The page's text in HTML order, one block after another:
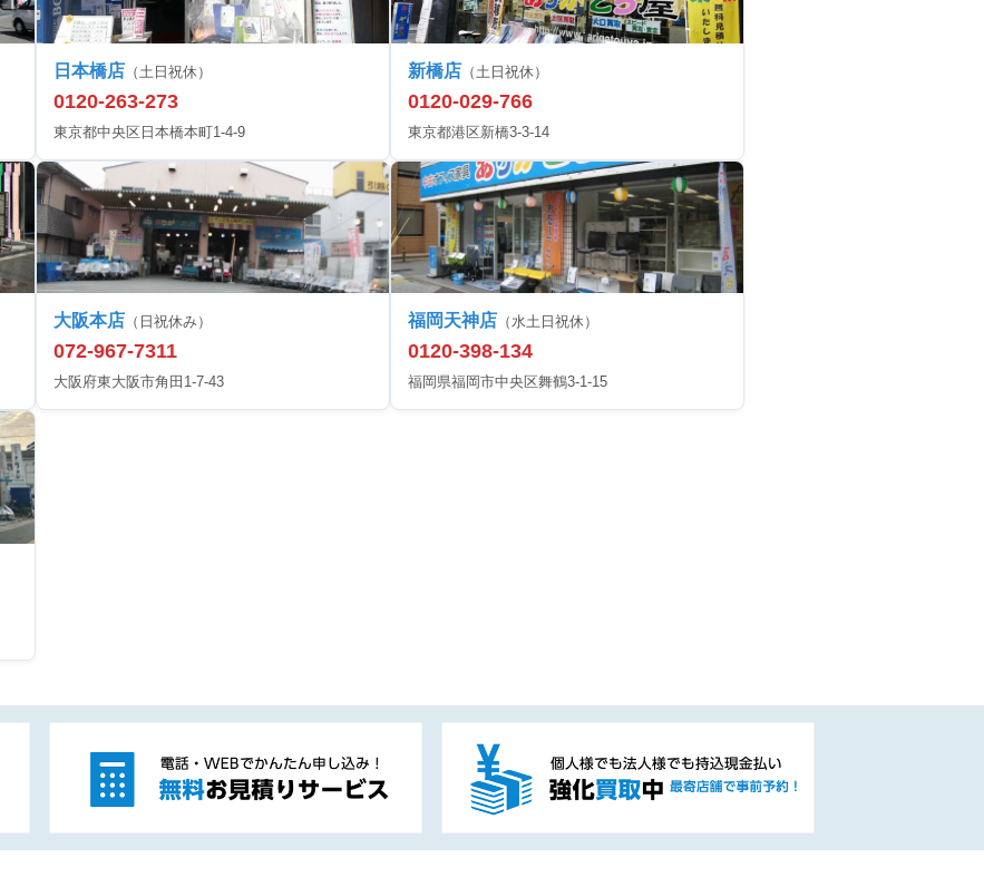
日本橋店 （土日祝休）
0120-263-273
東京都中央区日本橋本町1-4-9
新橋店 （土日祝休）
0120-029-766
東京都港区新橋3-3-14
大阪本店 （日祝休み）
072-967-7311
大阪府東大阪市角田1-7-43
福岡天神店 （水土日祝休）
0120-398-134
福岡県福岡市中央区舞鶴3-1-15